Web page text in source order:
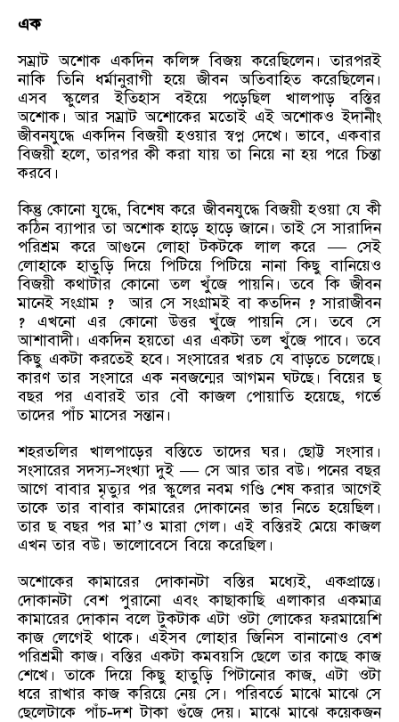
এক
সম্রাট অশোক একদিন কলিঙ্গ বিজয় করেছিলেন। তারপরই
নাকি তিনি ধর্মানুরাগী হয়ে জীবন অতিবাহিত করেছিলেন।
এসব স্কুলের ইতিহাস বইয়ে পড়েছিল খালপাড় বস্তির
অশোক। আর সম্রাট অশোকের মতোই এই অশোকও ইদানীং
জীবনযুদ্ধে একদিন বিজয়ী হওয়ার স্বপ্ন দেখে। ভাবে, একবার
বিজয়ী হলে, তারপর কী করা যায় তা নিয়ে না হয় পরে চিন্তা
করবে।
কিন্তু কোনো যুদ্ধে, বিশেষ করে জীবনযুদ্ধে বিজয়ী হওয়া যে কী
কঠিন ব্যাপার তা অশোক হাড়ে হাড়ে জানে। তাই সে সারাদিন
পরিশ্রম করে আগুনে লোহা টকটকে লাল করে — সেই
লোহাকে হাতুড়ি দিয়ে পিটিয়ে পিটিয়ে নানা কিছু বানিয়েও
বিজয়ী কথাটার কোনো তল খুঁজে পায়নি। তবে কি জীবন
মানেই সংগ্রাম ? আর সে সংগ্রামই বা কতদিন ? সারাজীবন
? এখনো এর কোনো উত্তর খুঁজে পায়নি সে। তবে সে
আশাবাদী। একদিন হয়তো এর একটা তল খুঁজে পাবে। তবে
কিছু একটা করতেই হবে। সংসারের খরচ যে বাড়তে চলেছে।
কারণ তার সংসারে এক নবজন্মের আগমন ঘটছে। বিয়ের ছ
বছর পর এবারই তার বৌ কাজল পোয়াতি হয়েছে, গর্ভে
তাদের পাঁচ মাসের সন্তান।
শহরতলির খালপাড়ের বস্তিতে তাদের ঘর। ছোট্ট সংসার।
সংসারের সদস্য-সংখ্যা দুই — সে আর তার বউ। পনের বছর
আগে বাবার মৃত্যুর পর স্কুলের নবম গণ্ডি শেষ করার আগেই
তাকে তার বাবার কামারের দোকানের ভার নিতে হয়েছিল।
তার ছ বছর পর মা’ও মারা গেল। এই বস্তিরই মেয়ে কাজল
এখন তার বউ। ভালোবেসে বিয়ে করেছিল।
অশোকের কামারের দোকানটা বস্তির মধ্যেই, একপ্রান্তে।
দোকানটা বেশ পুরানো এবং কাছাকাছি এলাকার একমাত্র
কামারের দোকান বলে টুকটাক এটা ওটা লোকের ফরমায়েশি
কাজ লেগেই থাকে। এইসব লোহার জিনিস বানানোও বেশ
পরিশ্রমী কাজ। বস্তির একটা কমবয়সি ছেলে তার কাছে কাজ
শেখে। তাকে দিয়ে কিছু হাতুড়ি পিটানোর কাজ, এটা ওটা
ধরে রাখার কাজ করিয়ে নেয় সে। পরিবর্তে মাঝে মাঝে সে
ছেলেটাকে পাঁচ-দশ টাকা গুঁজে দেয়। মাঝে মাঝে কয়েকজন